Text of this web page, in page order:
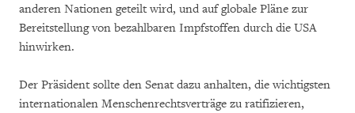
anderen Nationen geteilt wird, und auf globale Pläne zur
Bereitstellung von bezahlbaren Impfstoffen durch die USA
hinwirken.
Der Präsident sollte den Senat dazu anhalten, die wichtigsten
internationalen Menschenrechtsverträge zu ratifizieren,